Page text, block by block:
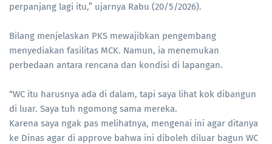
perpanjang lagi itu,” ujarnya Rabu (20/5/2026).
Bilang menjelaskan PKS mewajibkan pengembang
menyediakan fasilitas MCK. Namun, ia menemukan
perbedaan antara rencana dan kondisi di lapangan.
“WC itu harusnya ada di dalam, tapi saya lihat kok dibangun
di luar. Saya tuh ngomong sama mereka.
Karena saya ngak pas melihatnya, mengenai ini agar ditanya
ke Dinas agar di approve bahwa ini diboleh diluar bagun WC